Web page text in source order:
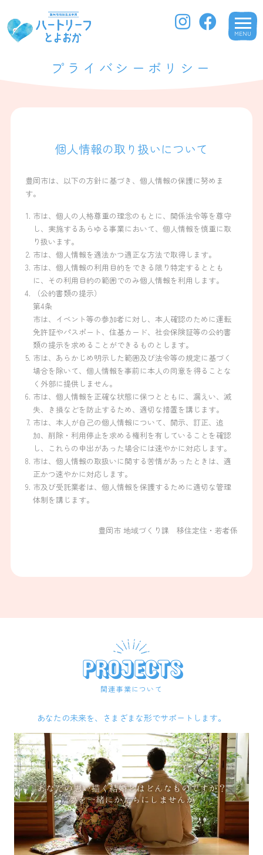
MENU
Event
Engagement
商品券を贈呈します
プライバシーポリシー
個人情報の取り扱いについて
豊岡市は、以下の方針に基づき、個人情報の保護に努めま
す。
市は、個人の人格尊重の理念のもとに、関係法令等を尊守
し、実施するあらゆる事業において、個人情報を慎重に取
り扱います。
市は、個人情報を適法かつ適正な方法で取得します。
市は、個人情報の利用目的をできる限り特定するととも
に、その利用目的の範囲でのみ個人情報を利用します。
（公的書類の提示）
第4条
市は、イベント等の参加者に対し、本人確認のために運転
免許証やパスポート、住基カード、社会保険証等の公的書
類の提示を求めることができるものとします。
市は、あらかじめ明示した範囲及び法令等の規定に基づく
場合を除いて、個人情報を事前に本人の同意を得ることな
く外部に提供しません。
市は、個人情報を正確な状態に保つとともに、漏えい、滅
失、き損などを防止するため、適切な措置を講じます。
市は、本人が自己の個人情報について、開示、訂正、追
加、削除・利用停止を求める権利を有していることを確認
し、これらの申出があった場合には速やかに対応します。
市は、個人情報の取扱いに関する苦情があったときは、適
正かつ速やかに対応します。
市及び受託業者は、個人情報を保護するために適切な管理
体制を講じます。
豊岡市 地域づくり課 移住定住・若者係
PROJECTS
関連事業について
あなたの未来を、さまざまな形でサポートします。